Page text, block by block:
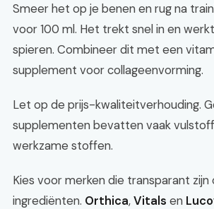
Smeer het op je benen en rug na
voor 100 ml. Het trekt snel in en
spieren. Combineer dit met een
supplement voor collageenvorming.
Let op de prijs-kwaliteitverhouding.
supplementen bevatten vaak
werkzame stoffen.
Kies voor merken die transparant zijn
ingrediënten. Orthica,Vitals en